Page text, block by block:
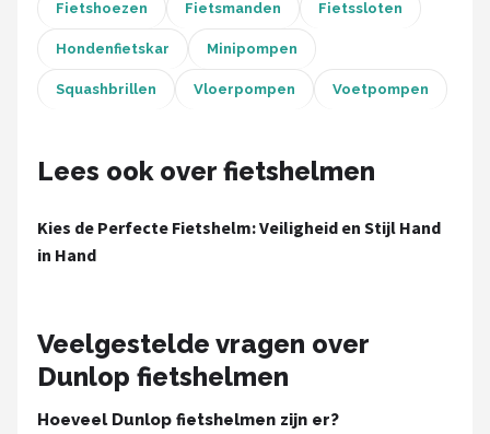
ABUS
BBB Cycling
Schwalbe
Shimano
Cortina
Fietshoezen Fietsmanden Fietssloten
Hondenfietskar Minipompen
Squashbrillen Vloerpompen Voetpompen
Lees ook over fietshelmen
Kies de Perfecte Fietshelm: Veiligheid en Stijl Hand
in Hand
Veelgestelde vragen over
Dunlop fietshelmen
Hoeveel Dunlop fietshelmen zijn er?